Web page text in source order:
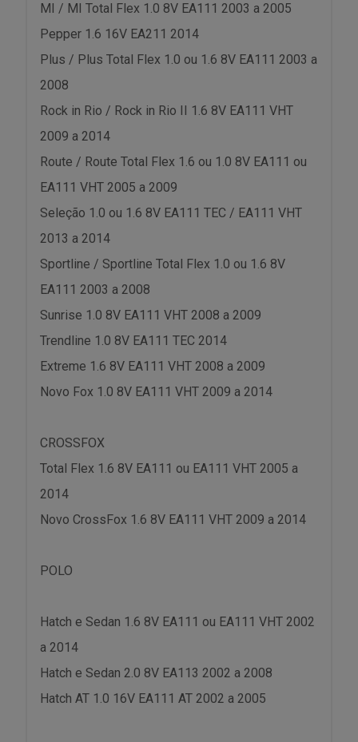
MI / MI Total Flex 1.0 8V EA111 2003 a 2005
Pepper 1.6 16V EA211 2014
Plus / Plus Total Flex 1.0 ou 1.6 8V EA111 2003 a
2008
Rock in Rio / Rock in Rio II 1.6 8V EA111 VHT
2009 a 2014
Route / Route Total Flex 1.6 ou 1.0 8V EA111 ou
EA111 VHT 2005 a 2009
Seleção 1.0 ou 1.6 8V EA111 TEC / EA111 VHT
2013 a 2014
Sportline / Sportline Total Flex 1.0 ou 1.6 8V
EA111 2003 a 2008
Sunrise 1.0 8V EA111 VHT 2008 a 2009
Trendline 1.0 8V EA111 TEC 2014
Extreme 1.6 8V EA111 VHT 2008 a 2009
Novo Fox 1.0 8V EA111 VHT 2009 a 2014
CROSSFOX
Total Flex 1.6 8V EA111 ou EA111 VHT 2005 a
2014
Novo CrossFox 1.6 8V EA111 VHT 2009 a 2014
POLO
Hatch e Sedan 1.6 8V EA111 ou EA111 VHT 2002
a 2014
Hatch e Sedan 2.0 8V EA113 2002 a 2008
Hatch AT 1.0 16V EA111 AT 2002 a 2005